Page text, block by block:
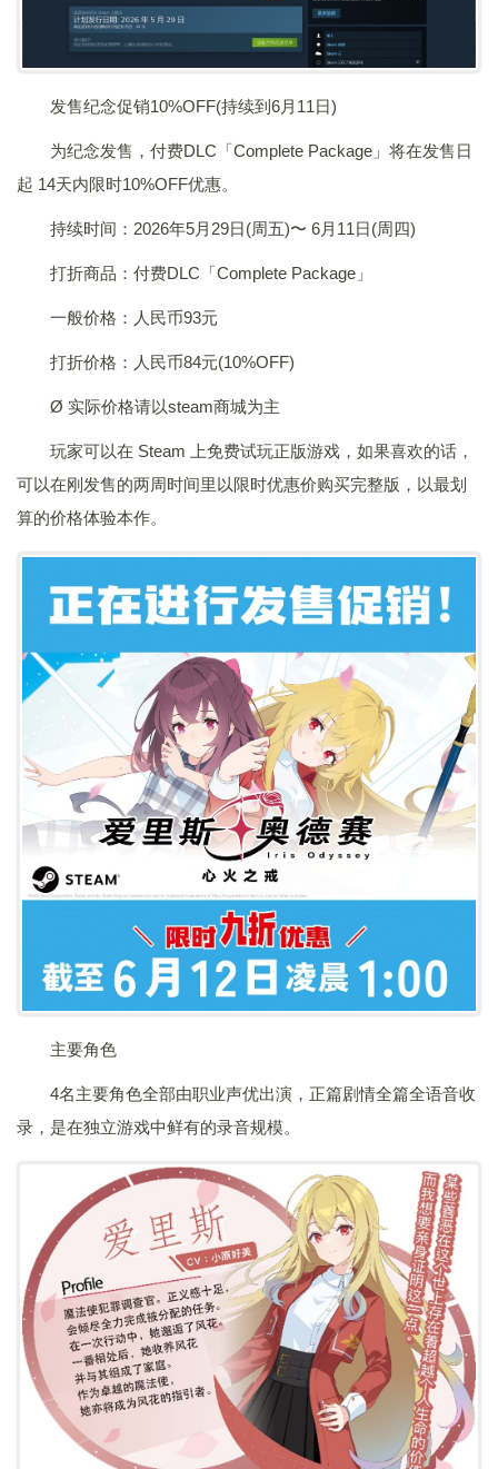
发售纪念促销10%OFF(持续到6月11日)
为纪念发售，付费DLC「Complete Package」将在发售日
起 14天内限时10%OFF优惠。
持续时间：2026年5月29日(周五)〜 6月11日(周四)
打折商品：付费DLC「Complete Package」
一般价格：人民币93元
打折价格：人民币84元(10%OFF)
Ø 实际价格请以steam商城为主
玩家可以在 Steam 上免费试玩正版游戏，如果喜欢的话，
可以在刚发售的两周时间里以限时优惠价购买完整版，以最划
算的价格体验本作。
主要角色
4名主要角色全部由职业声优出演，正篇剧情全篇全语音收
录，是在独立游戏中鲜有的录音规模。